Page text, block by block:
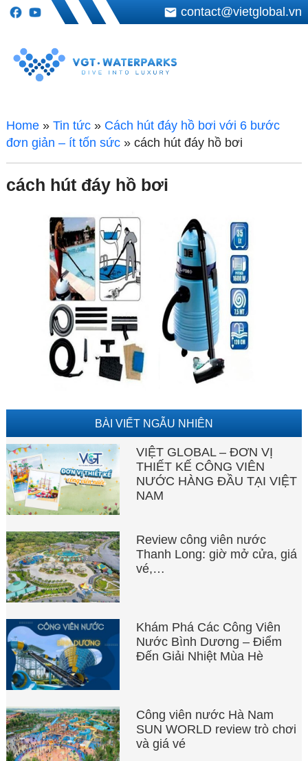
contact@vietglobal.vn
Home» Tin tức» Cách hút đáy hồ bơi với 6 bước
đơn giản – ít tốn sức» cách hút đáy hồ bơi
cách hút đáy hồ bơi
BÀI VIẾT NGẪU NHIÊN
VIỆT GLOBAL – ĐƠN VỊ
THIẾT KẾ CÔNG VIÊN
NƯỚC HÀNG ĐẦU TẠI VIỆT
NAM
Review công viên nước
Thanh Long: giờ mở cửa, giá
vé,…
Khám Phá Các Công Viên
Nước Bình Dương – Điểm
Đến Giải Nhiệt Mùa Hè
Công viên nước Hà Nam
SUN WORLD review trò chơi
và giá vé